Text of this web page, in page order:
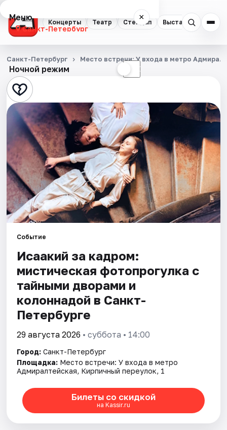
Концерты Театр Стендап Выставки
Меню ×
Санкт-Петербург
Концерты
Театр
Стендап
Выставки
Квесты
Экскурсии
Спорт
События
Города
Площадки
Артисты
Рейтинги
Ночной режим ☾
Санкт-Петербург Место встречи: У входа в метро
Событие
Исаакий за кадром:
мистическая фотопрогулка с
тайными дворами и
колоннадой в Санкт-
Петербурге
29 августа 2026 • суббота • 14:00
Город: Санкт-Петербург
Площадка: Место встречи: У входа в метро
Адмиралтейская, Кирпичный переулок, 1
Билеты со скидкой
на Kassir.ru